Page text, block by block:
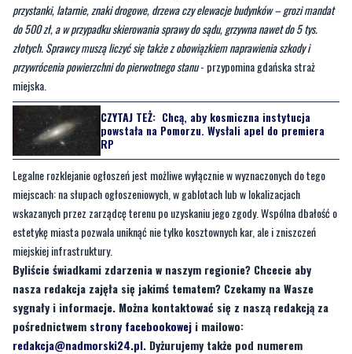
przystanki, latarnie, znaki drogowe, drzewa czy elewacje budynków – grozi mandat
do 500 zł, a w przypadku skierowania sprawy do sądu, grzywna nawet do 5 tys.
złotych. Sprawcy muszą liczyć się także z obowiązkiem naprawienia szkody i
przywrócenia powierzchni do pierwotnego stanu- przypomina gdańska straż
miejska.
CZYTAJ TEŻ: Chcą, aby kosmiczna instytucja
powstała na Pomorzu. Wysłali apel do premiera
RP
Legalne rozklejanie ogłoszeń jest możliwe wyłącznie w wyznaczonych do tego
miejscach: na słupach ogłoszeniowych, w gablotach lub w lokalizacjach
wskazanych przez zarządcę terenu po uzyskaniu jego zgody. Wspólna dbałość o
estetykę miasta pozwala uniknąć nie tylko kosztownych kar, ale i zniszczeń
miejskiej infrastruktury.
Byliście świadkami zdarzenia w naszym regionie? Chcecie aby
nasza redakcja zajęła się jakimś tematem? Czekamy na Wasze
sygnały i informacje. Można kontaktować się z naszą redakcją za
pośrednictwem strony facebookowej i mailowo:
redakcja@nadmorski24.pl. Dyżurujemy także pod numerem